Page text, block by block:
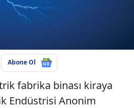
Abone Ol
fabrika binası kiraya
Endüstrisi Anonim